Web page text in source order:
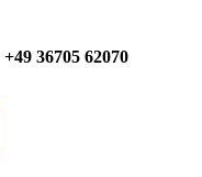
+49 36705 62070